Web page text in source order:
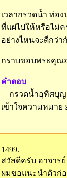
เวลากรวดน้ำ ท่อ
ที่แผ่ไปให้หรือไม่ค
อย่างไหนจะดีกว่า
กราบขอบพระคุณ
คำตอบ
กรวดน้ำอุทิศบุญ
เข้าใจความหมาย
1499.
สวัสดีครับ อาจาร
ผมขอแนะนำตัวก่